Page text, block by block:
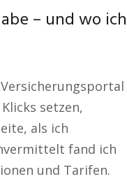
– und wo ich
setzen,
als ich
fand ich
und Tarifen.